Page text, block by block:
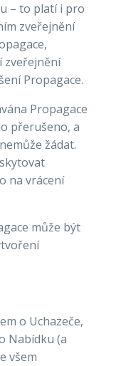
– to platí i pro
zveřejnění
zveřejnění
Propagace.
Propagace
přerušeno, a
žádat.
na vrácení
může být
o Uchazeče,
Nabídku (a
všem